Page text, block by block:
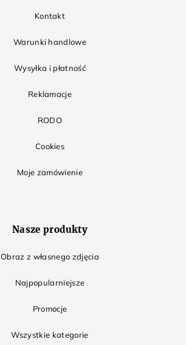
Kontakt
Warunki handlowe
Wysyłka i płatność
Reklamacje
RODO
Cookies
Moje zamówienie
Nasze produkty
Obraz z własnego zdjęcia
Najpopularniejsze
Promocje
Wszystkie kategorie